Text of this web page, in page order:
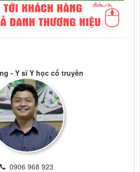
- Y sĩ Y học cổ truyền
0906 968 923